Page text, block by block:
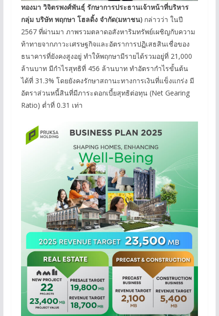
ทองมา วิจิตรพงศ์พันธุ์ รักษาการประธานเจ้าหน้าที่บริหาร
กลุ่ม บริษัท พฤกษา โฮลดิ้ง จำกัด(มหาชน)กล่าวว่า ในปี
2567 ที่ผ่านมา ภาพรวมตลาดอสังหาริมทรัพย์เผชิญกับความ
ท้าทายจากภาวะเศรษฐกิจและอัตราการปฏิเสธสินเชื่อของ
ธนาคารที่ยังคงสูงอยู่ ทำให้พฤกษามีรายได้รวมอยู่ที่ 21,000
ล้านบาท มีกำไรสุทธิที่ 456 ล้านบาท ทำอัตรากำไรขั้นต้น
ได้ที่ 31.3% โดยยังคงรักษาสถานะทางการเงินที่แข็งแกร่ง มี
อัตราส่วนหนี้สินที่มีภาระดอกเบี้ยสุทธิต่อทุน (Net Gearing
Ratio) ต่ำที่ 0.31 เท่า